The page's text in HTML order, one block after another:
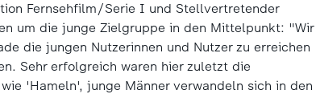
Fernsehfilm/Serie I und Stellvertretender
um die junge Zielgruppe in den Mittelpunkt: "Wir
die jungen Nutzerinnen und Nutzer zu erreichen
Sehr erfolgreich waren hier zuletzt die
'Hameln', junge Männer verwandeln sich in den